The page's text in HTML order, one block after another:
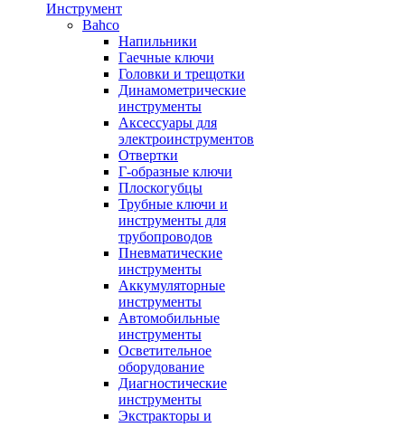
Инструмент
Bahco
Напильники
Гаечные ключи
Головки и трещотки
Динамометрические
инструменты
Аксессуары для
электроинструментов
Отвертки
Г-образные ключи
Плоскогубцы
Трубные ключи и
инструменты для
трубопроводов
Пневматические
инструменты
Аккумуляторные
инструменты
Автомобильные
инструменты
Осветительное
оборудование
Диагностические
инструменты
Экстракторы и